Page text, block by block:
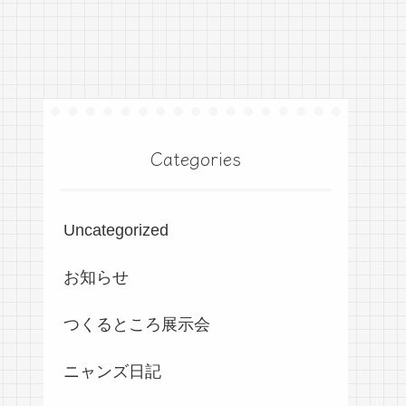
Categories
Uncategorized
お知らせ
つくるところ展示会
ニャンズ日記